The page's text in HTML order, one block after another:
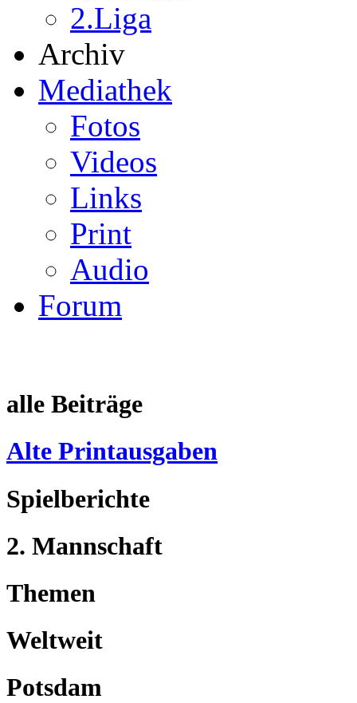
2.Liga
Archiv
Mediathek
Fotos
Videos
Links
Print
Audio
Forum
alle Beiträge
Alte Printausgaben
Spielberichte
2. Mannschaft
Themen
Weltweit
Potsdam